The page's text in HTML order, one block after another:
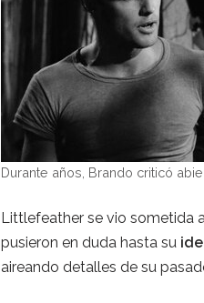
Durante años, Brando criticó
Littlefeather se vio sometida
pusieron en duda hasta su
aireando detalles de su